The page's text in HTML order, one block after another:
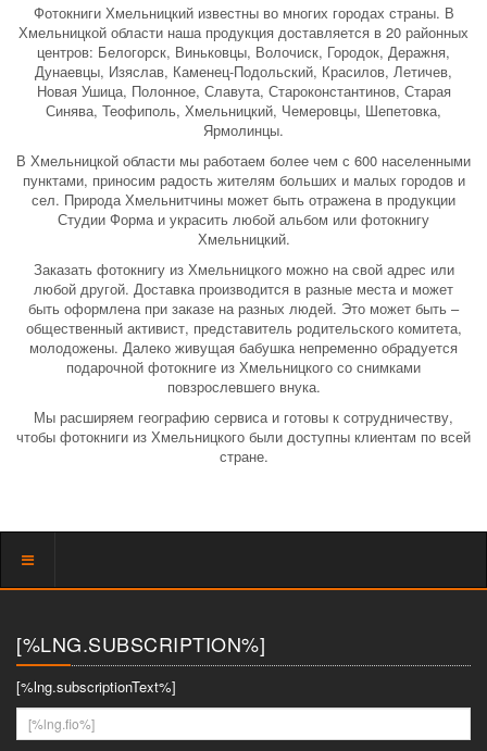
Фотокниги Хмельницкий известны во многих городах страны. В
Хмельницкой области наша продукция доставляется в 20 районных
центров: Белогорск, Виньковцы, Волочиск, Городок, Деражня,
Дунаевцы, Изяслав, Каменец-Подольский, Красилов, Летичев,
Новая Ушица, Полонное, Славута, Староконстантинов, Старая
Синява, Теофиполь, Хмельницкий, Чемеровцы, Шепетовка,
Ярмолинцы.
В Хмельницкой области мы работаем более чем с 600 населенными
пунктами, приносим радость жителям больших и малых городов и
сел. Природа Хмельнитчины может быть отражена в продукции
Студии Форма и украсить любой альбом или фотокнигу
Хмельницкий.
Заказать фотокнигу из Хмельницкого можно на свой адрес или
любой другой. Доставка производится в разные места и может
быть оформлена при заказе на разных людей. Это может быть –
общественный активист, представитель родительского комитета,
молодожены. Далеко живущая бабушка непременно обрадуется
подарочной фотокниге из Хмельницкого со снимками
повзрослевшего внука.
Мы расширяем географию сервиса и готовы к сотрудничеству,
чтобы фотокниги из Хмельницкого были доступны клиентам по всей
стране.
Показать
[%LNG.SUBSCRIPTION%]
[%lng.subscriptionText%]
[%lng.fio%]